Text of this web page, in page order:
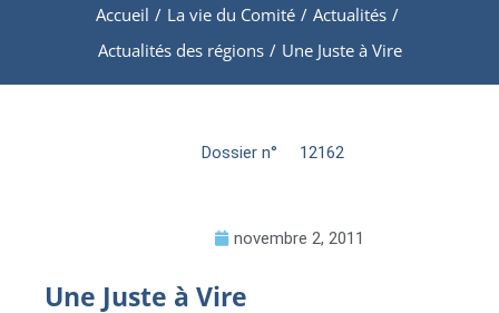
Accueil / La vie du Comité / Actualités /
Actualités des régions / Une Juste à Vire
Dossier n° 12162
novembre 2, 2011
Une Juste à Vire